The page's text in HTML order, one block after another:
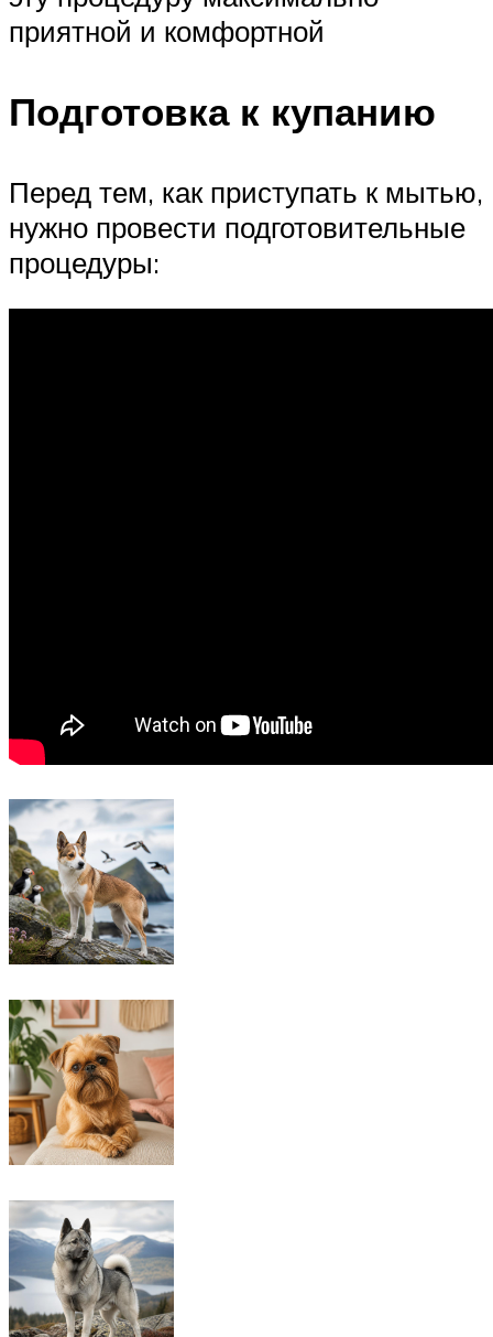
приятной и комфортной
Подготовка к купанию
Перед тем, как приступать к мытью,
нужно провести подготовительные
процедуры: